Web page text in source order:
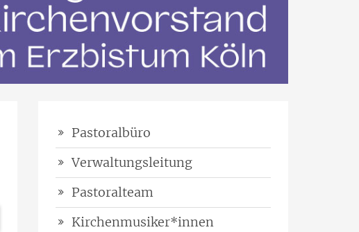
Pastoralbüro
Verwaltungsleitung
Pastoralteam
Kirchenmusiker*innen